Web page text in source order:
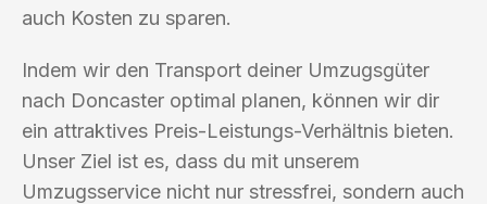
auch Kosten zu sparen.
Indem wir den Transport deiner Umzugsgüter
nach Doncaster optimal planen, können wir dir
ein attraktives Preis-Leistungs-Verhältnis bieten.
Unser Ziel ist es, dass du mit unserem
Umzugsservice nicht nur stressfrei, sondern auch